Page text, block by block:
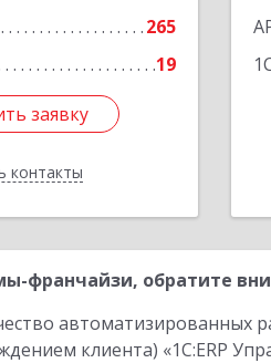
265
19
заявку
контакты
заявку
франчайзи, обратите
автоматизированных
клиента) «1С:ERP